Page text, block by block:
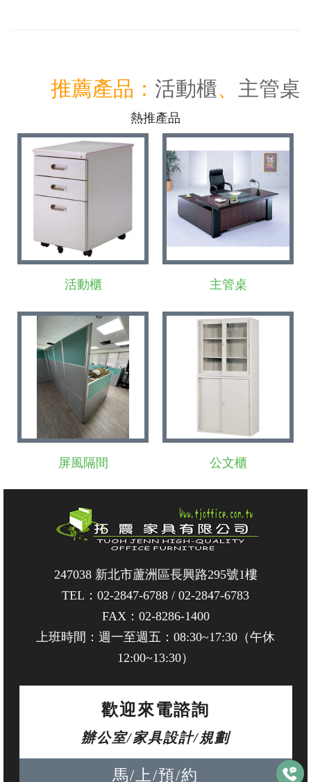
推薦產品： 活動櫃、 主管桌
熱推產品
活動櫃 主管桌
屏風隔間 公文櫃
247038 新北市蘆洲區長興路295號1樓
TEL： 02-2847-6788 / 02-2847-6783
FAX：02-8286-1400
上班時間：週一至週五：08:30~17:30（午休
12:00~13:30）
歡迎來電諮詢
辦公室/家具設計/規劃
馬/上/預/約